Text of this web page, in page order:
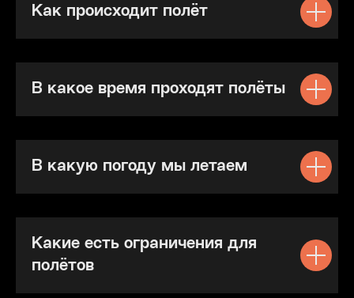
Как происходит полёт
В какое время проходят полёты
В какую погоду мы летаем
Какие есть ограничения для
полётов